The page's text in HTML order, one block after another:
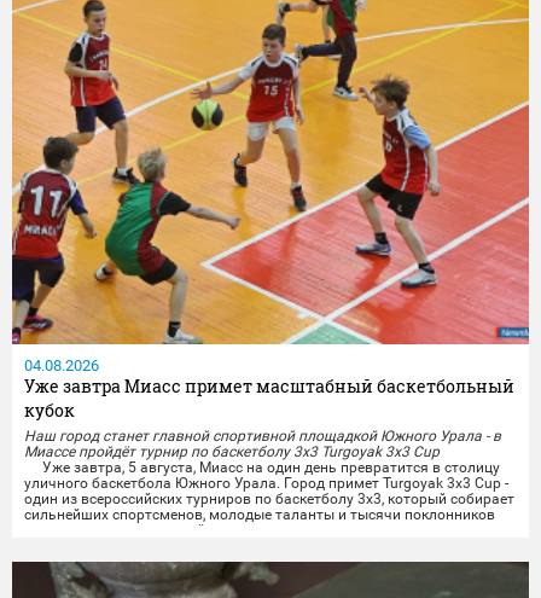
04.08.2026
Уже завтра Миасс примет масштабный баскетбольный
кубок
Наш город станет главной спортивной площадкой Южного Урала - в
Миассе пройдёт турнир по баскетболу 3х3 Turgoyak 3x3 Cup
Уже завтра, 5 августа, Миасс на один день превратится в столицу
уличного баскетбола Южного Урала. Город примет Turgoyak 3x3 Cup -
один из всероссийских турниров по баскетболу 3х3, который собирает
сильнейших спортсменов, молодые таланты и тысячи поклонников
этого вида спорта со всей страны.
десятки динамичных матчей, эффектные данки,...